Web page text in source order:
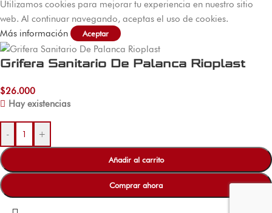
Utilizamos cookies para mejorar tu experiencia en nuestro sitio
web. Al continuar navegando, aceptas el uso de cookies.
Más información
Aceptar
Grifera Sanitario De Palanca Rioplast
$26.000
Hay existencias
- +
Añadir al carrito
Comprar ahora